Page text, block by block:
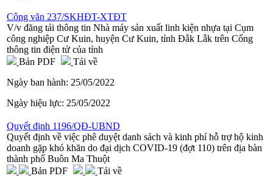
Công văn 237/SKHĐT-XTĐT
V/v đăng tải thông tin Nhà máy sản xuất linh kiện nhựa tại Cụm
công nghiệp Cư Kuin, huyện Cư Kuin, tỉnh Đắk Lắk trên Cổng
thông tin điện tử của tỉnh
Bản PDF
Tải về
Ngày ban hành: 25/05/2022
Ngày hiệu lực: 25/05/2022
Quyết định 1196/QĐ-UBND
Quyết định về việc phê duyệt danh sách và kinh phí hỗ trợ hộ kinh
doanh gặp khó khăn do đại dịch COVID-19 (đợt 110) trên địa bàn
thành phố Buôn Ma Thuột
Bản PDF
Tải về